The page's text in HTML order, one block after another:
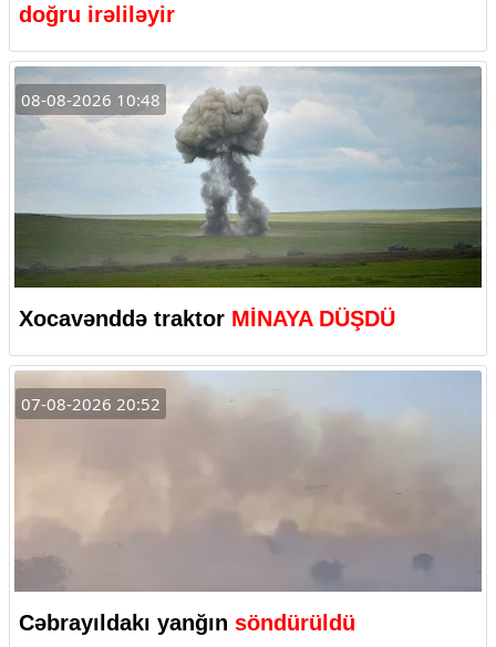
doğru irəliləyir
08-08-2026 10:48
Xocavənddə traktor MİNAYA DÜŞDÜ
07-08-2026 20:52
Cəbrayıldakı yanğın söndürüldü